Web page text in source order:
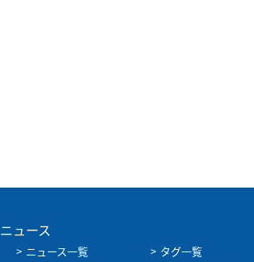
ニュース
ニュース一覧
タグ一覧